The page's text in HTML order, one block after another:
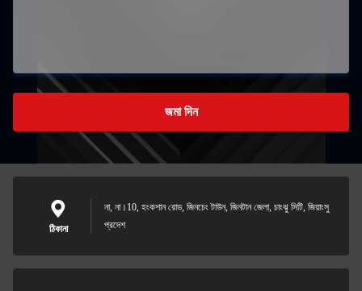
জমা দিন
ঠিকানা
না, না।10, হংকশান রোড, জিনচেং টাউন, জিনটান জেলা, চাংঝু সিটি, জিয়াংসু
প্রদেশ